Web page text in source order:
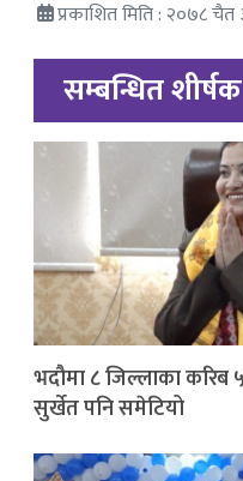
प्रकाशित मिति : २०७८
सम्बन्धित शीर्षक
भदौमा ८ जिल्लाका करिब
सुर्खेत पनि समेटियो